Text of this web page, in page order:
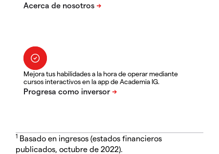
Mejora tus habilidades a la hora de operar mediante
cursos interactivos en la app de Academia IG.
1 Basado en ingresos (estados financieros
publicados, octubre de 2022).